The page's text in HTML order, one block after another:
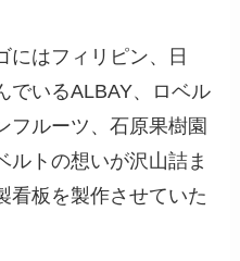
にはフィリピン、日
でいるALBAY、ロベル
フルーツ、石原果樹園
ルトの想いが沢山詰ま
看板を製作させていた